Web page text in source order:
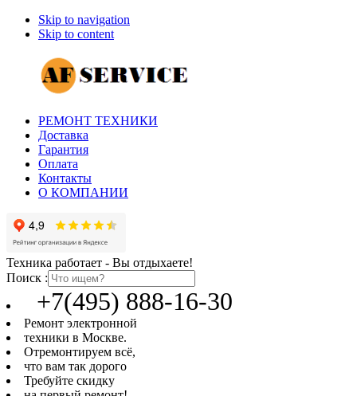
Skip to navigation
Skip to content
РЕМОНТ ТЕХНИКИ
Доставка
Гарантия
Оплата
Контакты
О КОМПАНИИ
Техника работает - Вы отдыхаете!
Поиск :
+7(495) 888-16-30
Ремонт электронной
техники в Москве.
Отремонтируем всё,
что вам так дорого
Требуйте скидку